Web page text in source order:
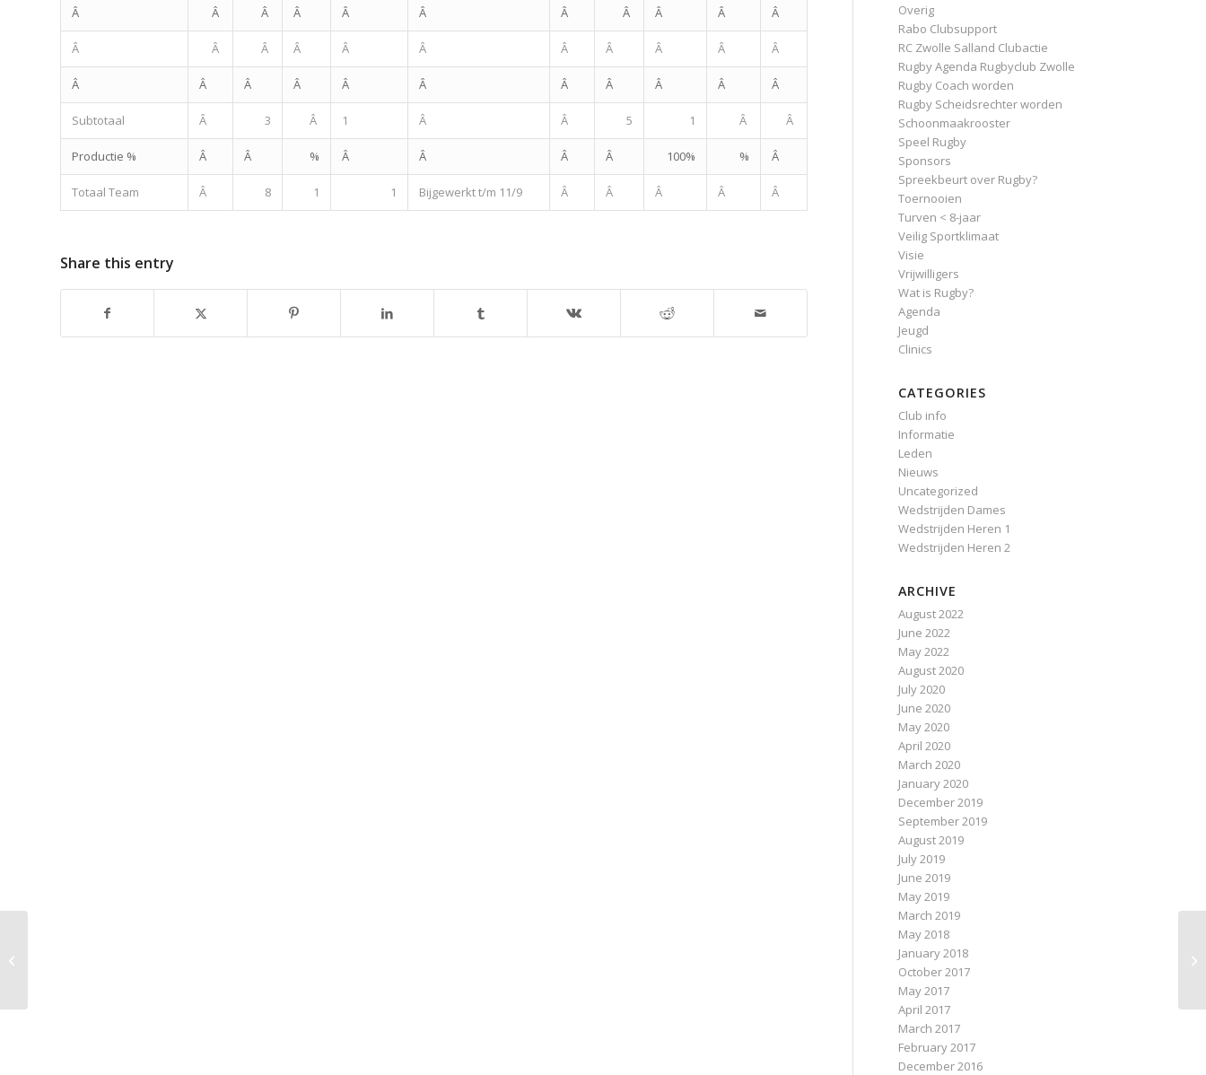
Â Â Â Â Â Â Â Â Â Â Â
Â Â Â Â Â Â Â Â Â Â Â
Â Â Â Â Â Â Â Â Â Â Â
Subtotaal Â 3 Â 1 Â Â 5 1 Â Â
Productie % Â Â % Â Â Â Â 100% % Â
Totaal Team Â 8 1 1 Bijgewerkt t/m 11/9 Â Â Â Â Â
Share this entry
Overig
Rabo Clubsupport
RC Zwolle Salland Clubactie
Rugby Agenda Rugbyclub Zwolle
Rugby Coach worden
Rugby Scheidsrechter worden
Schoonmaakrooster
Speel Rugby
Sponsors
Spreekbeurt over Rugby?
Toernooien
Turven < 8-jaar
Veilig Sportklimaat
Visie
Vrijwilligers
Wat is Rugby?
Agenda
Jeugd
Clinics
CATEGORIES
Club info
Informatie
Leden
Nieuws
Uncategorized
Wedstrijden Dames
Wedstrijden Heren 1
Wedstrijden Heren 2
ARCHIVE
August 2022
June 2022
May 2022
August 2020
July 2020
June 2020
May 2020
April 2020
March 2020
January 2020
December 2019
September 2019
August 2019
July 2019
June 2019
May 2019
March 2019
May 2018
January 2018
October 2017
May 2017
April 2017
March 2017
February 2017
December 2016